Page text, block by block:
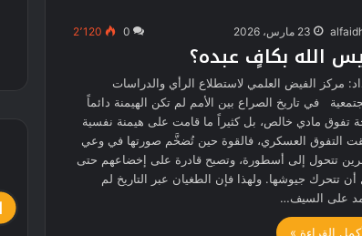
23 مارس، 2026 0 2٬120
الله بكافٍ عبده؟
مركز الفيض العلمي لاستطلاع الرأي والدراسات
في تاريخ الصراع بين الأمم لم تكن الهيمنة دائماً
تفوق مادي خالص، بل كثيراً ما قامت على هيمنة نفسية
التفوق العسكري، فالقوة حين تُضخَّم صورتها في وعي
تتحول إلى أسطورة، وتصبح قادرة على إخضاعهم حتى
أن تتحرك جيوشها. ولهذا فإن الطغيان عبر التاريخ لم
على السيف…
أكمل القراءة »